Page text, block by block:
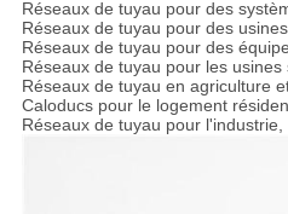
Réseaux de tuyau pour des
Réseaux de tuyau pour des
Réseaux de tuyau pour des
Réseaux de tuyau pour les usines
Réseaux de tuyau en agriculture
Caloducs pour le logement
Réseaux de tuyau pour l'industrie,